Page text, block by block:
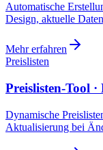
Automatische
Design, aktuelle
Mehr erfahren
Preislisten
Preislisten-Tool
Dynamische
Aktualisierung bei